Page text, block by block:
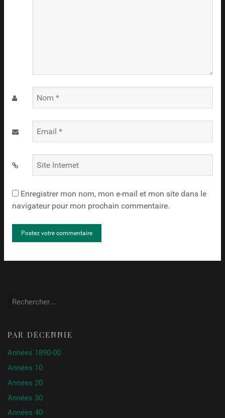
Nom
Email
Site
Internet
Enregistrer mon nom, mon e-mail et mon site dans le
navigateur pour mon prochain commentaire.
PAR DÉCENNIE
Années 1890-00
Années 10
Années 20
Années 30
Années 40